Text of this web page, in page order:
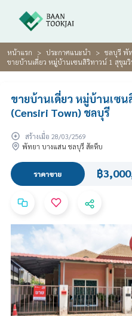
หน้าแรก ประกาศแนะนำ
ชลบุรี พั
ขายบ้านเดี่ยว หมู่บ้านเซนสิริทาวน์ 1 สุขุมวิ
ขายบ้านเดี่ยว หมู่บ้านเซ
(Censiri Town) ชลบุรี
สร้างเมื่อ 28/03/2569
พัทยา บางแสน ชลบุรี สัตหีบ
ราคาขาย ฿